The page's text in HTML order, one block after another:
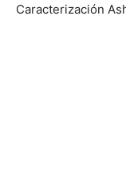
Caracterización